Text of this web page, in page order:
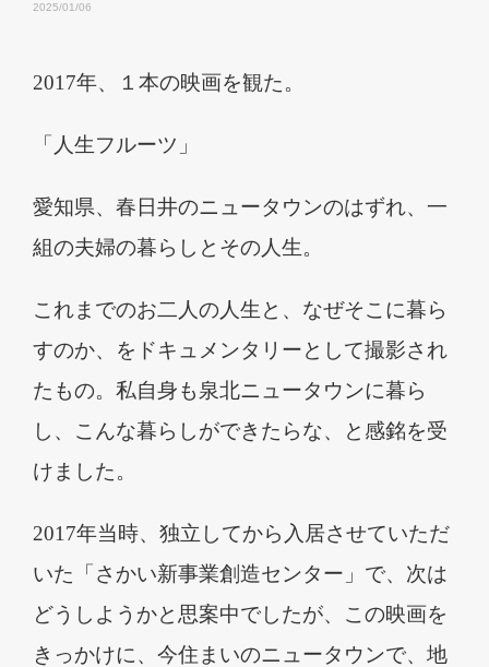
2025/01/06
2017年、１本の映画を観た。
「人生フルーツ」
愛知県、春日井のニュータウンのはずれ、一
組の夫婦の暮らしとその人生。
これまでのお二人の人生と、なぜそこに暮ら
すのか、をドキュメンタリーとして撮影され
たもの。私自身も泉北ニュータウンに暮ら
し、こんな暮らしができたらな、と感銘を受
けました。
2017年当時、独立してから入居させていただ
いた「さかい新事業創造センター」で、次は
どうしようかと思案中でしたが、この映画を
きっかけに、今住まいのニュータウンで、地